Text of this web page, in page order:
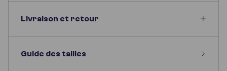
Livraison et retour
Guide des tailles